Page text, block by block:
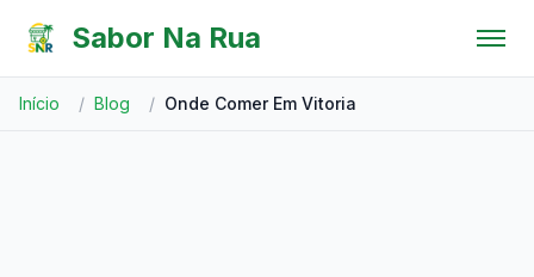
Sabor Na Rua
Início / Blog / Onde Comer Em Vitoria